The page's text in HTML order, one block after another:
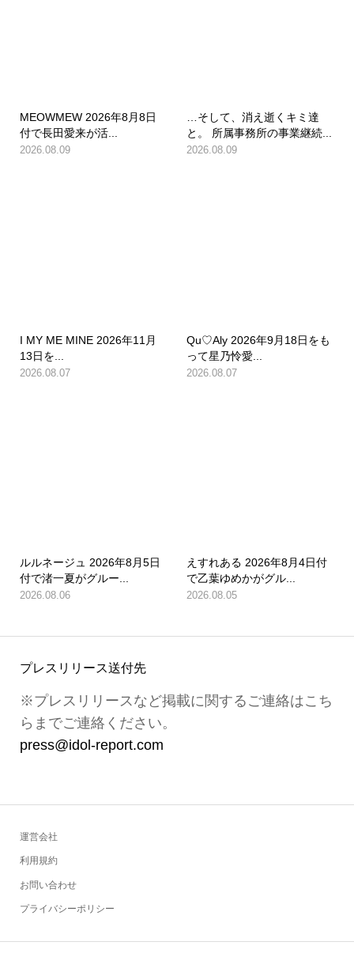
MEOWMEW 2026年8月8日
付で長田愛来が活...
2026.08.09
…そして、消え逝くキミ達
と。 所属事務所の事業継続...
2026.08.09
I MY ME MINE 2026年11月
13日を...
2026.08.07
Qu♡Aly 2026年9月18日をも
って星乃怜愛...
2026.08.07
ルルネージュ 2026年8月5日
付で渚一夏がグルー...
2026.08.06
えすれある 2026年8月4日付
で乙葉ゆめかがグル...
2026.08.05
プレスリリース送付先
※プレスリリースなど掲載に関するご連絡はこち
らまでご連絡ください。
press@idol-report.com
運営会社
利用規約
お問い合わせ
プライバシーポリシー